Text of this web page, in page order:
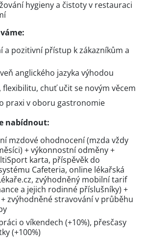
hygieny a čistoty v restauraci
a pozitivní přístup k zákazníkům a
anglického jazyka výhodou
flexibilitu, chuť učit se novým věcem
praxi v oboru gastronomie
nabídnout:
mzdové ohodnocení (mzda vždy
+ výkonnostní odměny +
karta, příspěvěk do
Cafeteria, online lékařská
zvýhodněný mobilní tarif
a jejich rodinné příslušníky) +
zvýhodněné stravování v průběhu
o víkendech (+10%), přesčasy
(+100%)